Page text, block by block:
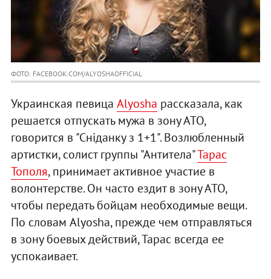
ФОТО: FACEBOOK.COM/ALYOSHAOFFICIAL
Украинская певица Alyosha рассказала, как
решается отпускать мужа в зону АТО,
говорится в "Сніданку з 1+1". Возлюбленный
артистки, солист группы "Антитела"Тарас
Тополя, принимает активное участие в
волонтерстве. Он часто ездит в зону АТО,
чтобы передать бойцам необходимые вещи.
По словам Alyosha, прежде чем отправляться
в зону боевых действий, Тарас всегда ее
успокаивает.